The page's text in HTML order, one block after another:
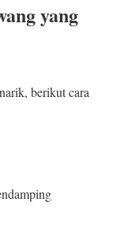
yang
berikut cara